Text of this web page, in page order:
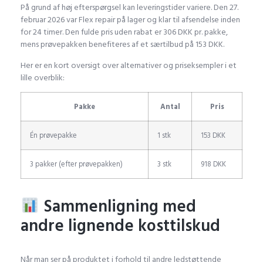
På grund af høj efterspørgsel kan leveringstider variere. Den 27.
februar 2026 var Flex repair på lager og klar til afsendelse inden
for 24 timer. Den fulde pris uden rabat er 306 DKK pr. pakke,
mens prøvepakken benefiteres af et særtilbud på 153 DKK.
Her er en kort oversigt over alternativer og priseksempler i et
lille overblik:
Pakke Antal Pris
Én prøvepakke 1 stk 153 DKK
3 pakker (efter prøvepakken) 3 stk 918 DKK
Sammenligning med
andre lignende kosttilskud